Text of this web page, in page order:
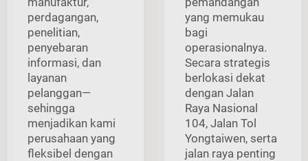
perdagangan,
penelitian,
penyebaran
informasi, dan
layanan
pelanggan—
sehingga
menjadikan kami
perusahaan yang
fleksibel dengan
yang memukau
bagi
operasionalnya.
Secara strategis
berlokasi dekat
dengan Jalan
Raya Nasional
104, Jalan Tol
Yongtaiwen, serta
jalan raya penting